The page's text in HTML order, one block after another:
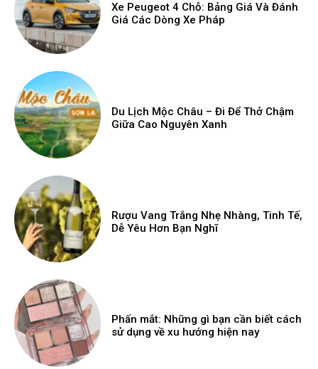
Xe Peugeot 4 Chỗ: Bảng Giá Và Đánh
Giá Các Dòng Xe Pháp
Du Lịch Mộc Châu – Đi Để Thở Chậm
Giữa Cao Nguyên Xanh
Rượu Vang Trắng Nhẹ Nhàng, Tinh Tế,
Dễ Yêu Hơn Bạn Nghĩ
Phấn mắt: Những gì bạn cần biết cách
sử dụng về xu hướng hiện nay